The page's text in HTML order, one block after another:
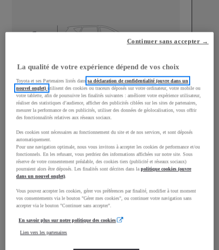
Longueur
4 959mm
Largeur
1 920mm
Consommation mixte
Consommation mixte
Émissions CO2
La qualité de votre expérience dépend de vos choix
Toyota et ses Partenaires listés danssa déclaration de confidentialité (ouvre dans un
nouvel onglet)utilisent des cookies ou traceurs déposés sur votre ordinateur, votre mobile ou
votre tablette, afin de poursuivre les finalités suivantes : améliorer votre expérience utilisateur,
réaliser des statistiques d’audience, afficher des publicités ciblées sur les sites de partenaires,
mesurer la performance de ces publicités, utiliser des données de géolocalisation, vous offrir
des fonctionnalités relatives aux réseaux sociaux.
Des cookies sont nécessaires au fonctionnement du site et de nos services, et sont déposés
automatiquement.
Pour une navigation optimale, nous vous invitons à accepter les cookies de performance et/ou
fonctionnels. En les refusant, vous perdriez des informations affichées sur notre site. Sous
réserve de votre consentement préalable, des cookies tiers (publicité et réseaux sociaux)
pourraient alors être déposés. Les finalités sont décrites dans lapolitique cookies (ouvre
dans un nouvel onglet).
Vous pouvez accepter les cookies, gérer vos préférences par finalité, modifier à tout moment
vos consentements via le bouton "Gérer mes cookies", ou continuer votre navigation sans
accepter via le bouton "Continuer sans accepter".
En savoir plus sur notre politique des cookies
Lien vers les partenaires
Continuer sans accepter →